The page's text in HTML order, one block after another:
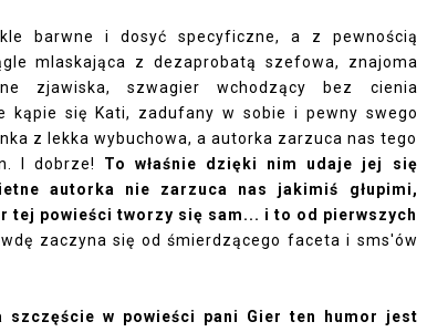
barwne i dosyć specyficzne, a z pewnością
mlaskająca z dezaprobatą szefowa, znajoma
zjawiska, szwagier wchodzący bez cienia
kąpie się Kati, zadufany w sobie i pewny swego
z lekka wybuchowa, a autorka zarzuca nas tego
I dobrze! To właśnie dzięki nim udaje jej się
autorka nie zarzuca nas jakimiś głupimi,
tej powieści tworzy się sam... i to od pierwszych
zaczyna się od śmierdzącego faceta i sms'ów
szczęście w powieści pani Gier ten humor jest